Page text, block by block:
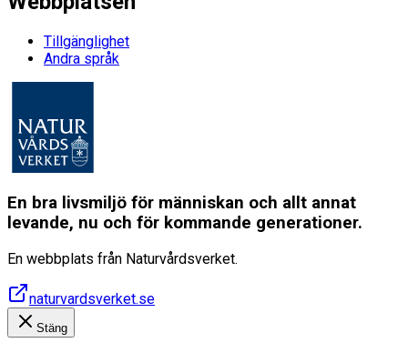
Tillgänglighet
Andra språk
En bra livsmiljö för människan och allt annat
levande, nu och för kommande generationer.
En webbplats från Naturvårdsverket.
naturvardsverket.se
Stäng